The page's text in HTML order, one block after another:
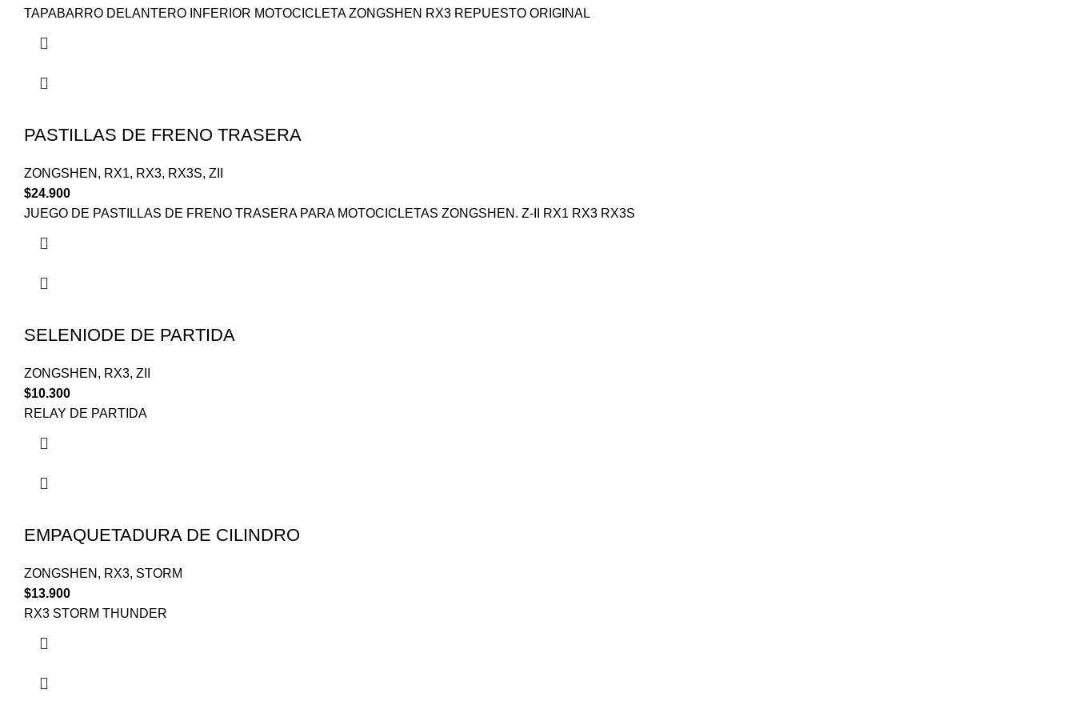
TAPABARRO DELANTERO INFERIOR MOTOCICLETA ZONGSHEN RX3 REPUESTO ORIGINAL
PASTILLAS DE FRENO TRASERA
ZONGSHEN , RX1, RX3, RX3S, ZII
$24.900
JUEGO DE PASTILLAS DE FRENO TRASERA PARA MOTOCICLETAS ZONGSHEN. Z-II RX1 RX3 RX3S
SELENIODE DE PARTIDA
ZONGSHEN , RX3, ZII
$10.300
RELAY DE PARTIDA
EMPAQUETADURA DE CILINDRO
ZONGSHEN , RX3, STORM
$13.900
RX3 STORM THUNDER